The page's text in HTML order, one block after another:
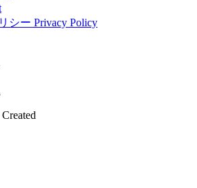
シー Privacy Policy